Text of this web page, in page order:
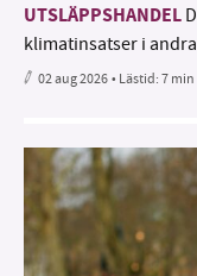
UTSLÄPPSHANDEL
klimatinsatser i
02 aug 2026• Lästid:7 min